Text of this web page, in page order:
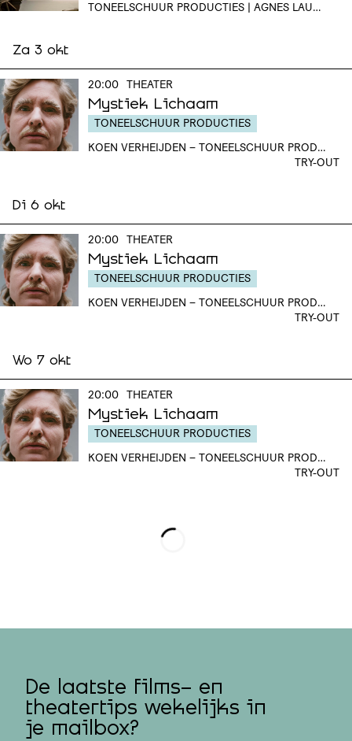
TONEELSCHUUR PRODUCTIES | AGNES LAURA KUMPINA
Za 3 okt
20:00 THEATER
Mystiek Lichaam
TONEELSCHUUR PRODUCTIES
KOEN VERHEIJDEN – TONEELSCHUUR PRODUCTIES
TRY-OUT
Di 6 okt
20:00 THEATER
Mystiek Lichaam
TONEELSCHUUR PRODUCTIES
KOEN VERHEIJDEN – TONEELSCHUUR PRODUCTIES
TRY-OUT
Wo 7 okt
20:00 THEATER
Mystiek Lichaam
TONEELSCHUUR PRODUCTIES
KOEN VERHEIJDEN – TONEELSCHUUR PRODUCTIES
TRY-OUT
De laatste films- en
theatertips wekelijks in
je mailbox?